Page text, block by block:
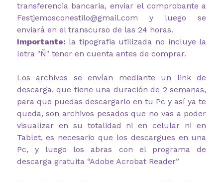
transferencia bancaria, enviar el comprobante a
Festjemosconestilo@gmail.com y luego se
enviará en el transcurso de las 24 horas.
Importante: la tipografia utilizada no incluye la
letra "Ñ" tener en cuenta antes de comprar.
Los archivos se envían mediante un link de
descarga, que tiene una duración de 2 semanas,
para que puedas descargarlo en tu Pc y así ya te
queda, son archivos pesados que no vas a poder
visualizar en su totalidad ni en celular ni en
Tablet, es necesario que los descargues en una
Pc, y luego los abras con el programa de
descarga gratuita “Adobe Acrobat Reader”